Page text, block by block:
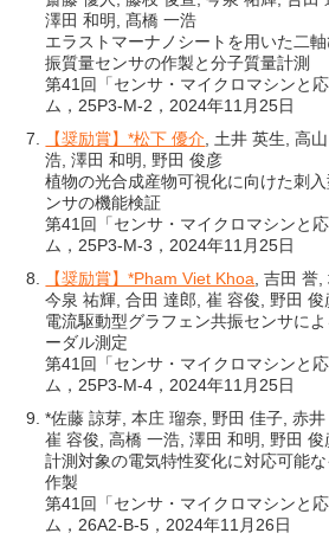
澤田 和明, 髙橋 一浩
エラストマーナノシートを用いた二
振質量センサの作製と分子質量計測
第41回「センサ・マイクロマシンと
ム，25P3-M-2，2024年11月25日
【奨励賞】*松下 優介 , 土井 英生, 高
浩, 澤田 和明, 野田 俊彦
植物の光合成産物可視化に向けた刺
ンサの機能検証
第41回「センサ・マイクロマシンと
ム，25P3-M-3，2024年11月25日
【奨励賞】*Pham Viet Khoa , 吉田 誉
今泉 祐輝, 合田 達郎, 崔 容俊, 野田
電流駆動型グラフェン共振センサに
ーダル測定
第41回「センサ・マイクロマシンと
ム，25P3-M-4，2024年11月25日
*佐藤 諒芽, 本庄 瑠奈, 野田 佳子, 赤
崔 容俊, 高橋 一浩, 澤田 和明, 野田 俊
計測対象の電気特性変化に対応可能
作製
第41回「センサ・マイクロマシンと
ム，26A2-B-5，2024年11月26日